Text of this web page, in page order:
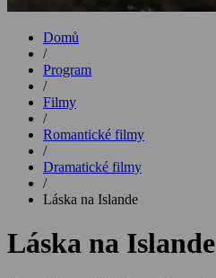
Domů
/
Program
/
Filmy
/
Romantické filmy
/
Dramatické filmy
/
Láska na Islande
Láska na Islande